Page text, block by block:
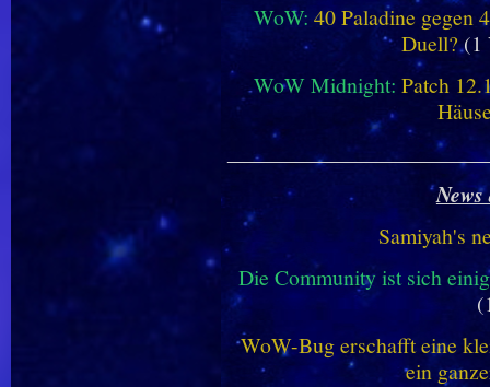
WoW: 40 Paladine gegen
Duell?(1
WoW Midnight: Patch
Samiyah's
Die Community ist sich
WoW-Bug erschafft eine
ein